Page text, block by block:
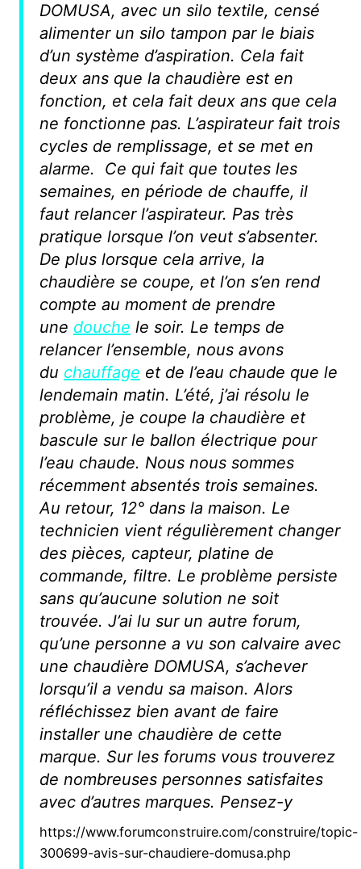
DOMUSA, avec un silo textile, censé
alimenter un silo tampon par le biais
d’un système d’aspiration. Cela fait
deux ans que la chaudière est en
fonction, et cela fait deux ans que cela
ne fonctionne pas. L’aspirateur fait trois
cycles de remplissage, et se met en
alarme. Ce qui fait que toutes les
semaines, en période de chauffe, il
faut relancer l’aspirateur. Pas très
pratique lorsque l’on veut s’absenter.
De plus lorsque cela arrive, la
chaudière se coupe, et l’on s’en rend
compte au moment de prendre
une douche le soir. Le temps de
relancer l’ensemble, nous avons
du chauffage et de l’eau chaude que le
lendemain matin. L’été, j’ai résolu le
problème, je coupe la chaudière et
bascule sur le ballon électrique pour
l’eau chaude. Nous nous sommes
récemment absentés trois semaines.
Au retour, 12° dans la maison. Le
technicien vient régulièrement changer
des pièces, capteur, platine de
commande, filtre. Le problème persiste
sans qu’aucune solution ne soit
trouvée. J’ai lu sur un autre forum,
qu’une personne a vu son calvaire avec
une chaudière DOMUSA, s’achever
lorsqu’il a vendu sa maison. Alors
réfléchissez bien avant de faire
installer une chaudière de cette
marque. Sur les forums vous trouverez
de nombreuses personnes satisfaites
avec d’autres marques. Pensez-y
https://www.forumconstruire.com/construire/topic-
300699-avis-sur-chaudiere-domusa.php